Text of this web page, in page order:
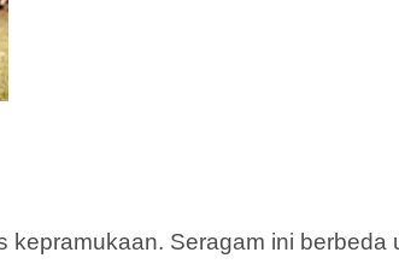
Seragam ini berbeda